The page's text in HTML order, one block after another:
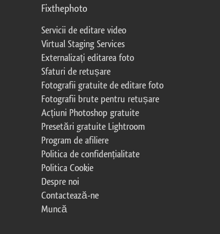
Fixthephoto
Servicii de editare video
Virtual Staging Services
Externalizați editarea foto
Sfaturi de retușare
Fotografii gratuite de editare foto
Fotografii brute pentru retușare
Acțiuni Photoshop gratuite
Presetări gratuite Lightroom
Program de afiliere
Politica de confidențialitate
Politica Cookie
Despre noi
Contactează-ne
Muncă